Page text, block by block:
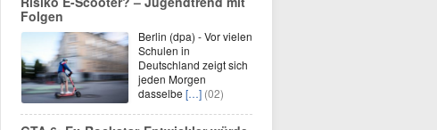
Folgen
Berlin (dpa) - Vor vielen
Schulen in
Deutschland zeigt sich
jeden Morgen
dasselbe […] (02)